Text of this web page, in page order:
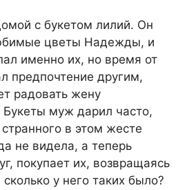
с букетом лилий. Он
цветы Надежды, и
именно их, но время от
предпочтение другим,
радовать жену
Букеты муж дарил часто,
в этом жесте
не видела, а теперь
покупает их, возвращаясь
у него таких было?